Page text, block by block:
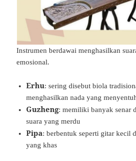
Instrumen berdawai menghasilkan
emosional.
Erhu: sering disebut biola
menghasilkan nada yang
Guzheng: memiliki banyak senar
suara yang merdu
Pipa: berbentuk seperti gitar kecil
yang khas